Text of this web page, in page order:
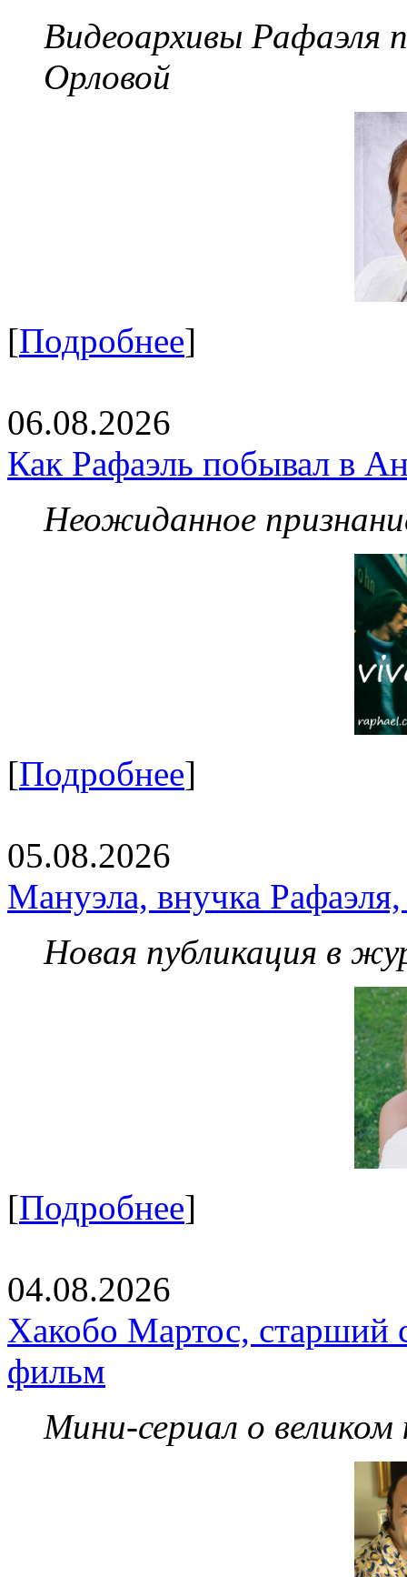
Видеоархивы Рафаэля
Орловой
[Подробнее]
06.08.2026
Как Рафаэль побывал в
Неожиданное
[Подробнее]
05.08.2026
Мануэла, внучка
Новая публикация в
[Подробнее]
04.08.2026
Хакобо Мартос, старший
фильм
Мини-сериал о великом